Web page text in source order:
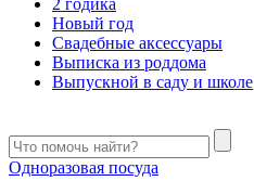
2 годика
Новый год
Свадебные аксессуары
Выписка из роддома
Выпускной в саду и школе
Одноразовая посуда